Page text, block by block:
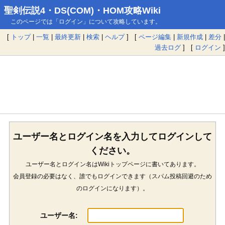
聖剣伝説4・DS(COM)・HOM攻略Wiki
このページでは「ログイン」について攻略しています。
[ トップ| 一覧 | 最終更新 | 検索 | ヘルプ] [ ページ編集 | 新規作成 | 差分 |
過去ログ ] [ ログイン ]
ユーザー名とログイン名を入力してログインして
ください。
ユーザー名とログイン名はWikiトップページに書いてあります。
会員登録の必要はなく、誰でもログインできます（スパム投稿回避のため
のログインになります）。
ユーザー名: